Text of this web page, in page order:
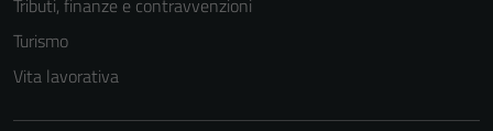
Tributi, finanze e contravvenzioni
Turismo
Vita lavorativa